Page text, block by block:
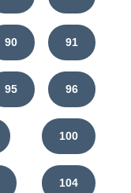
90 91
95 96
100
104